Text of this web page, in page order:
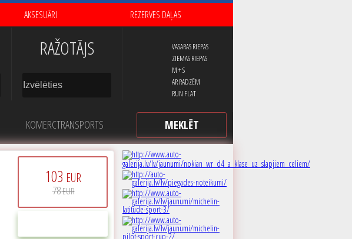
AKSESUĀRI REZERVES DAĻAS
RAŽOTĀJS
VASARAS RIEPAS
ZIEMAS RIEPAS
M + S
AR RADZĒM
RUN FLAT
KOMERCTRANSPORTS
103 EUR
78EUR